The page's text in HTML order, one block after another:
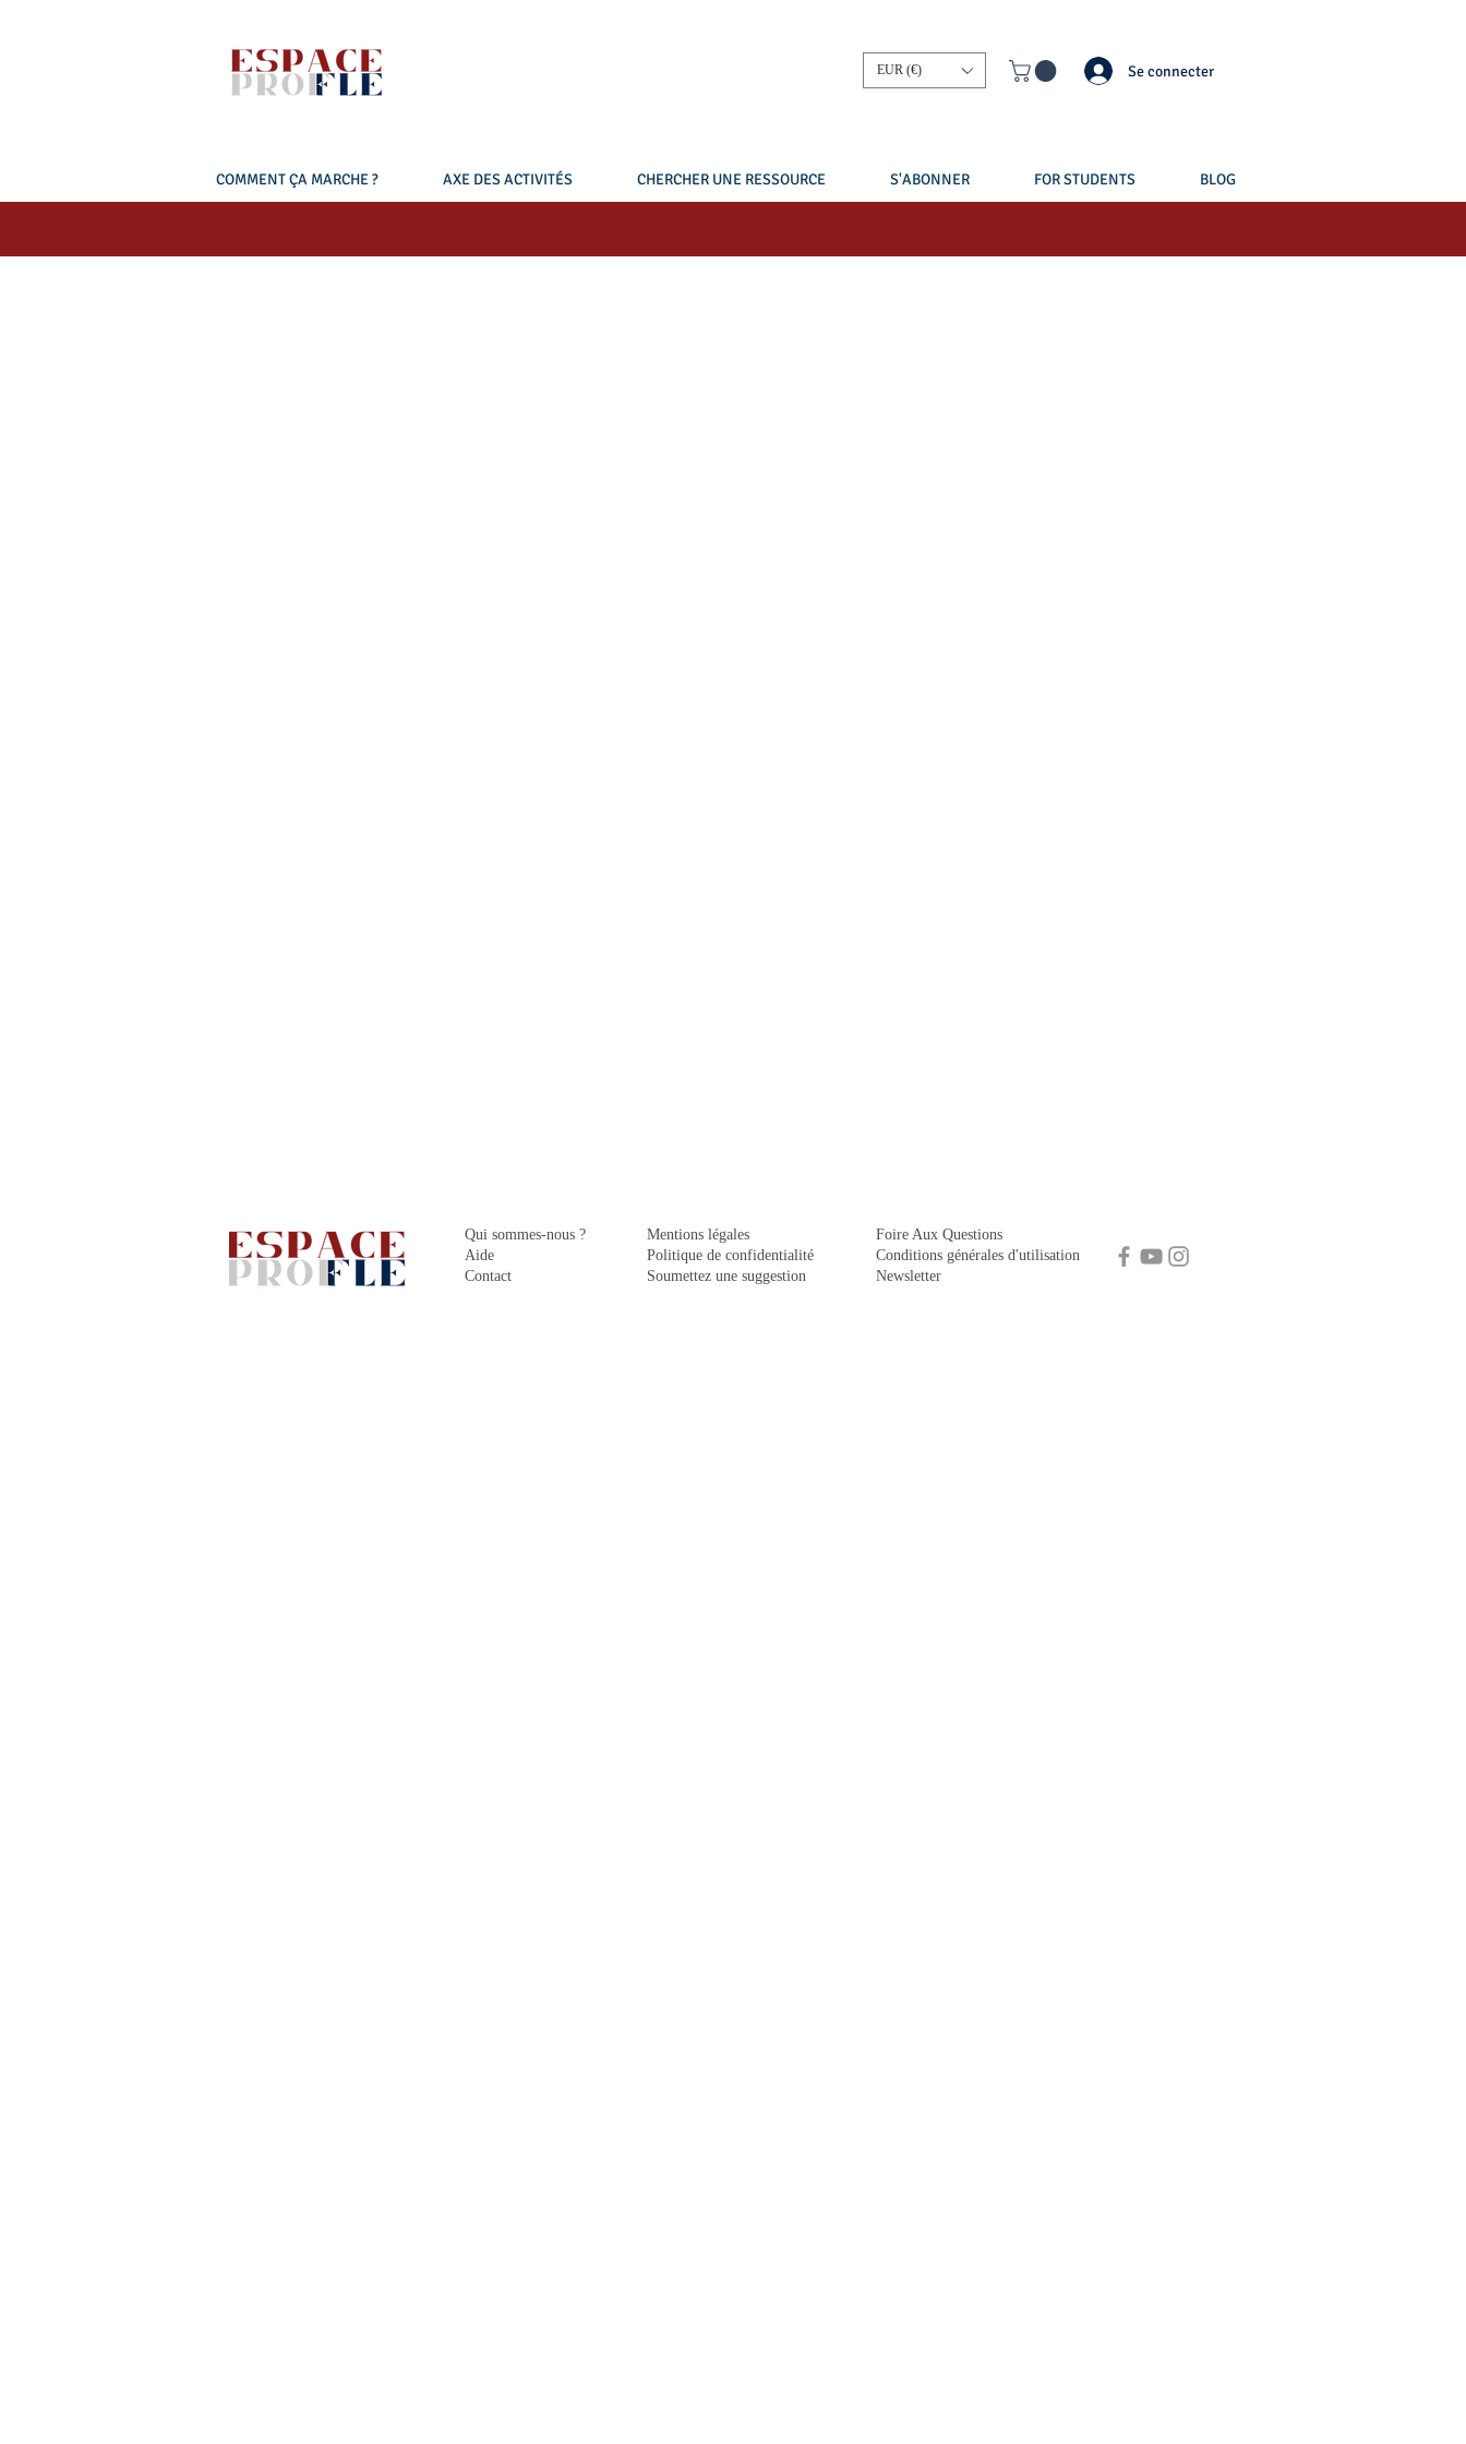
EUR (€) Se connecter
COMMENT ÇA MARCHE ? AXE DES ACTIVITÉS CHERCHER UNE RESSOURCE S'ABONNER FOR STUDENTS BLOG
Qui sommes-nous ?
Aide
Contact
Mentions légales
Politique de confidentialité
Soumettez une suggestion
Foire Aux Questions
Conditions générales d'utilisation
Newsletter